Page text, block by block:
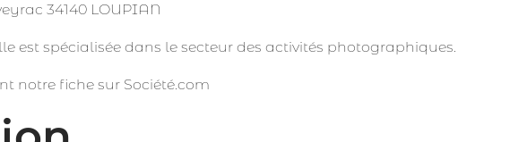
34140 LOUPIAN
est spécialisée dans le secteur des activités photographiques.
notre fiche sur Société.com